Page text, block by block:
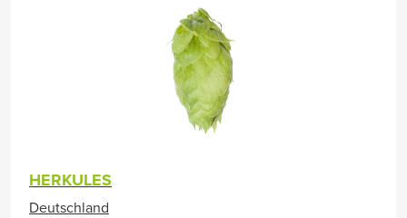
HERKULES
Deutschland